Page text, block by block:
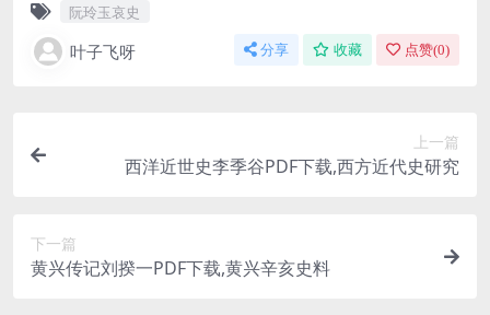
阮玲玉哀史
叶子飞呀 分享 收藏 点赞(0)
上一篇
西洋近世史李季谷PDF下载,西方近代史研究
下一篇
黄兴传记刘揆一PDF下载,黄兴辛亥史料